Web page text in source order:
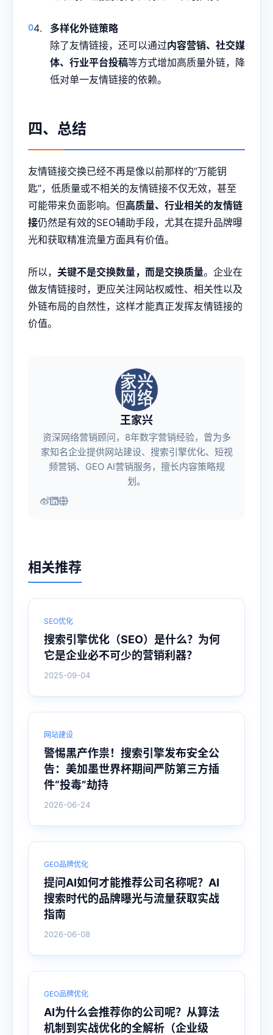
多样化外链策略
除了友情链接，还可以通过内容营销、社交媒
体、行业平台投稿等方式增加高质量外链，降
低对单一友情链接的依赖。
四、总结
友情链接交换已经不再是像以前那样的“万能钥
匙”，低质量或不相关的友情链接不仅无效，甚至
可能带来负面影响。但高质量、行业相关的友情链
接仍然是有效的SEO辅助手段，尤其在提升品牌曝
光和获取精准流量方面具有价值。
所以， 关键不是交换数量，而是交换质量。企业在
做友情链接时，更应关注网站权威性、相关性以及
外链布局的自然性，这样才能真正发挥友情链接的
价值。
王家兴
资深网络营销顾问，8年数字营销经验，曾为多
家知名企业提供网站建设、搜索引擎优化、短视
频营销、GEO AI营销服务，擅长内容策略规
划。
相关推荐
SEO优化
搜索引擎优化（SEO）是什么？为何
它是企业必不可少的营销利器？
2025-09-04
网站建设
警惕黑产作祟！搜索引擎发布安全公
告：美加墨世界杯期间严防第三方插
件“投毒”劫持
2026-06-24
GEO品牌优化
提问AI如何才能推荐公司名称呢？AI
搜索时代的品牌曝光与流量获取实战
指南
2026-06-08
GEO品牌优化
AI为什么会推荐你的公司呢？从算法
机制到实战优化的全解析（企业级